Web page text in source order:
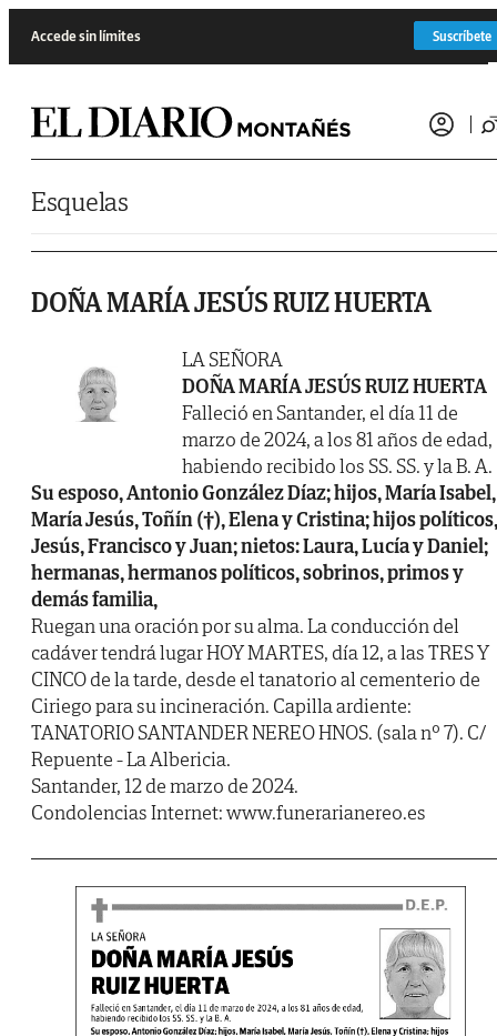
Accede sin límites Suscríbete
Esquelas
DOÑA MARÍA JESÚS RUIZ HUERTA
LA SEÑORA
DOÑA MARÍA JESÚS RUIZ HUERTA
Falleció en Santander, el día 11 de
marzo de 2024, a los 81 años de edad,
habiendo recibido los SS. SS. y la B. A.
Su esposo, Antonio González Díaz; hijos, María Isabel,
María Jesús, Toñín (†), Elena y Cristina; hijos políticos,
Jesús, Francisco y Juan; nietos: Laura, Lucía y Daniel;
hermanas, hermanos políticos, sobrinos, primos y
demás familia,
Ruegan una oración por su alma. La conducción del
cadáver tendrá lugar HOY MARTES, día 12, a las TRES Y
CINCO de la tarde, desde el tanatorio al cementerio de
Ciriego para su incineración. Capilla ardiente:
TANATORIO SANTANDER NEREO HNOS. (sala nº 7). C/
Repuente - La Albericia.
Santander, 12 de marzo de 2024.
Condolencias Internet: www.funerarianereo.es